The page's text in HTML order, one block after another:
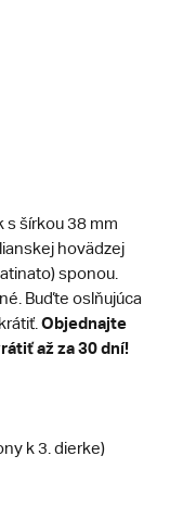
šírkou 38 mm
hovädzej
sponou.
Buďte oslňujúca
Objednajte
až za 30 dní!
k 3. dierke)